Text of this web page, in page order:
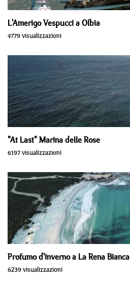
L'Amerigo Vespucci a Olbia
4779 visualizzazioni
"At Last" Marina delle Rose
6197 visualizzazioni
Profumo d'inverno a La Rena Bianca
6239 visualizzazioni